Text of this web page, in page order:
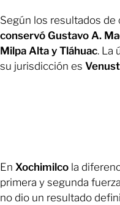
Según los resultados de
conservó Gustavo A.
Milpa Alta y Tláhuac. La
su jurisdicción es
En Xochimilco la
primera y segunda
no dio un resultado